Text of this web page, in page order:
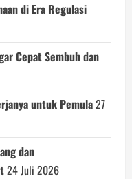
di Era Regulasi
Cepat Sembuh dan
untuk Pemula27
dan
24 Juli 2026